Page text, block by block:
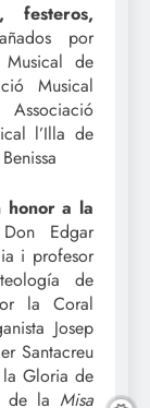
festeros,
por
de
Musical
l’Illa de
honor a la
Edgar
i profesor
de
la Coral
Josep
Santacreu
la Gloria de
de laMisa